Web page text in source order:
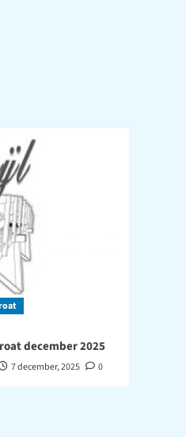
december 2025
7 december, 2025 0